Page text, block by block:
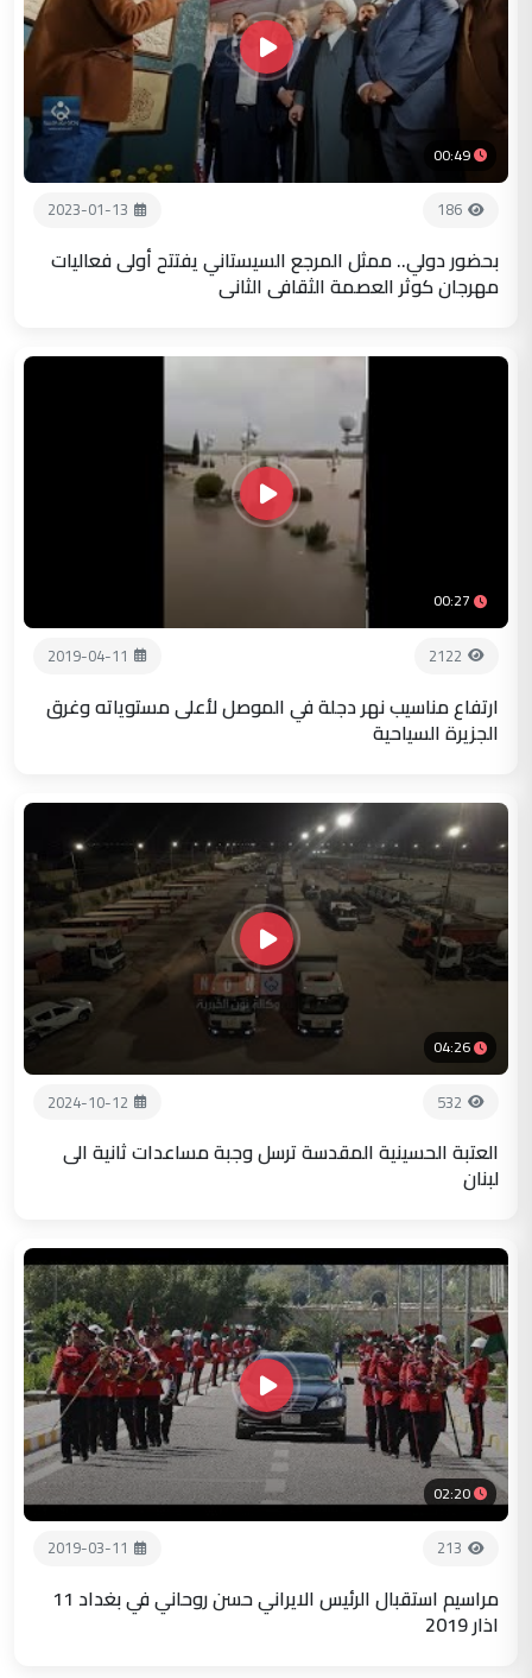
00:49
186
2023-01-13
بحضور دولي.. ممثل المرجع السيستاني يفتتح أولى فعاليات
مهرجان كوثر العصمة الثقافي الثاني
00:27
2122
2019-04-11
ارتفاع مناسيب نهر دجلة في الموصل لأعلى مستوياته وغرق
الجزيرة السياحية
04:26
532
2024-10-12
العتبة الحسينية المقدسة ترسل وجبة مساعدات ثانية الى
لبنان
02:20
213
2019-03-11
مراسيم استقبال الرئيس الايراني حسن روحاني في بغداد 11
اذار 2019